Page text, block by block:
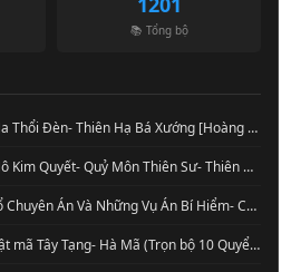
📚 Tổng bộ
[Free] Truyện audio: Ma Thổi Đèn- Thiên Hạ Bá Xướng [Hoàng Vinh đọc] (Trọn bộ)
[Free] Truyện audio: Mô Kim Quyết- Quỷ Môn Thiên Sư- Thiên Hạ Bá Xướng (Full)
[Free] Truyện audio: Tổ Chuyên Án Và Những Vụ Án Bí Hiểm- Cầu Vô Dục (Trọn bộ)
[Free]Truyện audio: Mật mã Tây Tạng- Hà Mã (Trọn bộ 10 Quyển)